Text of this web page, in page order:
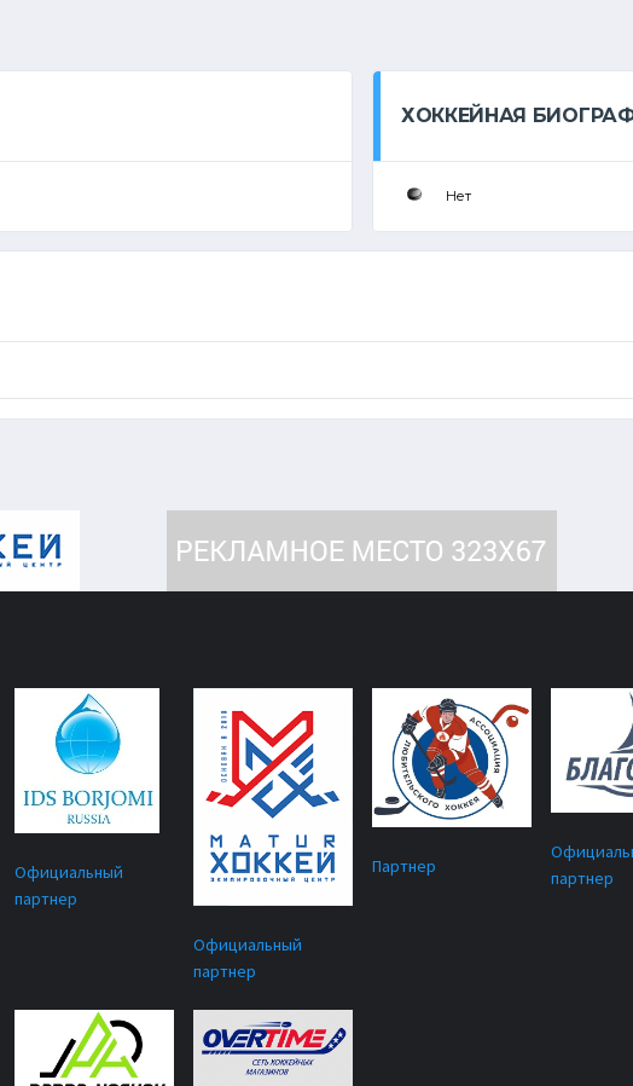
ХОККЕЙНАЯ
Нет
Официальный
партнер
Официальный
партнер
Партнер
партнер